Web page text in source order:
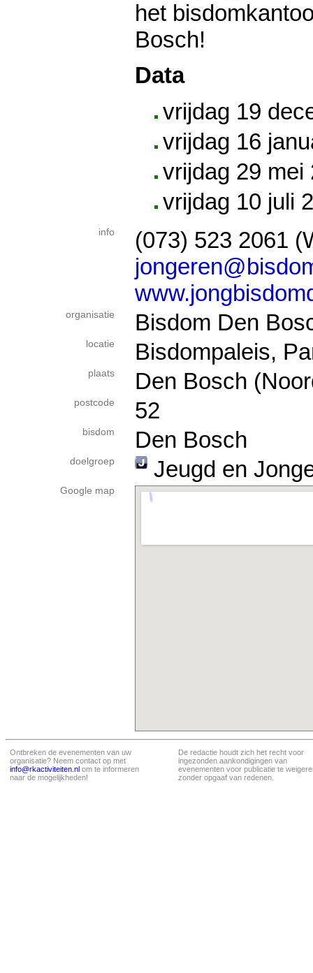
het
Bosch!
Data
vrijdag 19
vrijdag 16
vrijdag 29 mei
vrijdag 10 juli
info
(073) 523 2061
organisatie Bisdom Den
locatie Bisdompaleis,
plaats Den Bosch
postcode 52
bisdom Den Bosch
doelgroep Jeugd en
Google map
Ontbreken de evenementen van uw
organisatie? Neem contact op met
info@rkactiviteiten.nl om te informeren
naar de mogelijkheden!
De redactie houdt zich het recht voor
ingezonden aankondigingen van
evenementen voor publicatie te
zonder opgaaf van redenen.